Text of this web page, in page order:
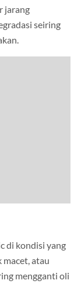
jarang
seiring
di kondisi yang
atau
mengganti oli